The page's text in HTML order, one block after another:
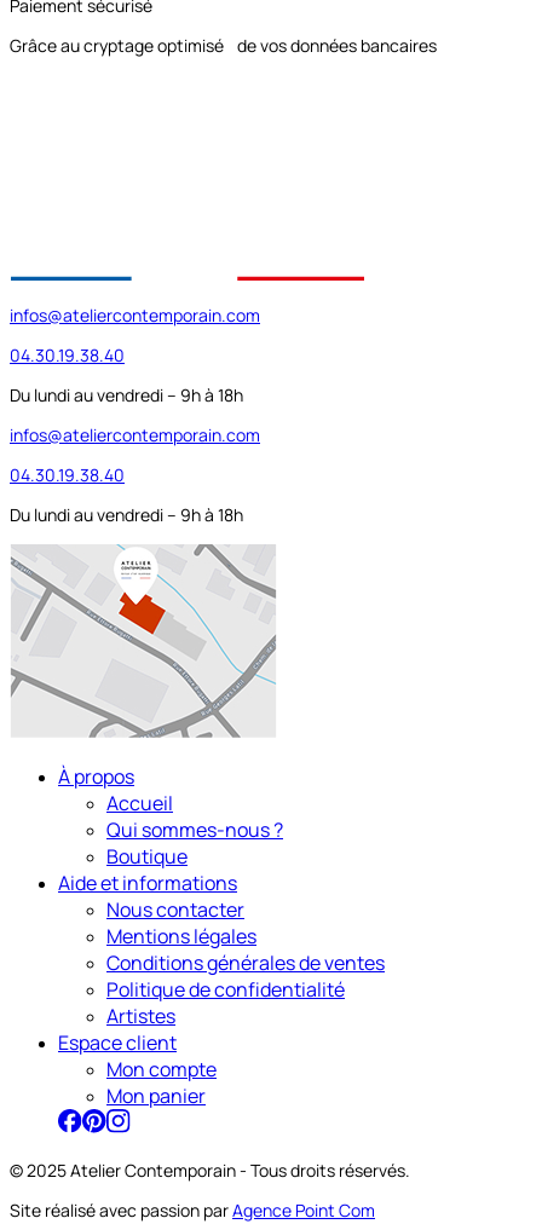
Paiement sécurisé
Grâce au cryptage optimisé de vos données bancaires
infos@ateliercontemporain.com
04.30.19.38.40
Du lundi au vendredi – 9h à 18h
infos@ateliercontemporain.com
04.30.19.38.40
Du lundi au vendredi – 9h à 18h
À propos
Accueil
Qui sommes-nous ?
Boutique
Aide et informations
Nous contacter
Mentions légales
Conditions générales de ventes
Politique de confidentialité
Artistes
Espace client
Mon compte
Mon panier
© 2025 Atelier Contemporain - Tous droits réservés.
Site réalisé avec passion parAgence Point Com